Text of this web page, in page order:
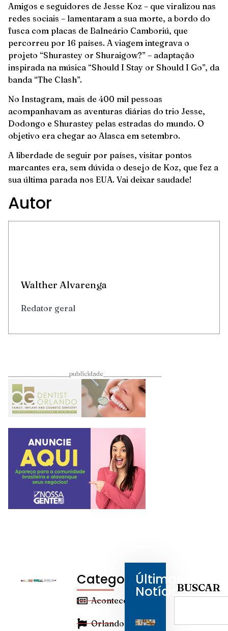
Amigos e seguidores de Jesse Koz – que viralizou nas
redes sociais – lamentaram a sua morte, a bordo do
fusca com placas de Balneário Camboriú, que
percorreu por 16 países. A viagem integrava o
projeto “Shurastey or Shuraigow?” – adaptação
inspirada na música “Should I Stay or Should I Go”, da
banda “The Clash”.
No Instagram, mais de 400 mil pessoas
acompanhavam as aventuras diárias do trio Jesse,
Dodongo e Shurastey pelas estradas do mundo. O
objetivo era chegar ao Alasca em setembro.
A liberdade de seguir por países, visitar pontos
marcantes era, sem dúvida o desejo de Koz, que fez a
sua última parada nos EUA. Vai deixar saudade!
Autor
Walther Alvarenga
Redator geral
____________________publicidade___________________
Categorias
Aconteceu
Orlando
Últimas
NotíciasBUSCAR